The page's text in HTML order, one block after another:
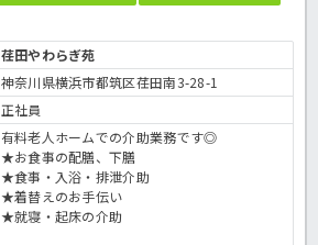
荏田やわらぎ苑
神奈川県横浜市都筑区荏田南3-28-1
正社員
有料老人ホームでの介助業務です◎
★お食事の配膳、下膳
★食事・入浴・排泄介助
★着替えのお手伝い
★就寝・起床の介助